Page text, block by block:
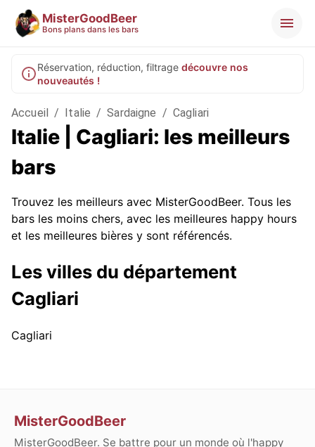
MisterGoodBeer
Bons plans dans les bars
Réservation, réduction, filtrage découvre nos
nouveautés !
Accueil / Italie / Sardaigne / Cagliari
Italie | Cagliari: les meilleurs
bars
Trouvez les meilleurs avec MisterGoodBeer. Tous les
bars les moins chers, avec les meilleures happy hours
et les meilleures bières y sont référencés.
Les villes du département
Cagliari
Cagliari
MisterGoodBeer
MisterGoodBeer. Se battre pour un monde où l'happy